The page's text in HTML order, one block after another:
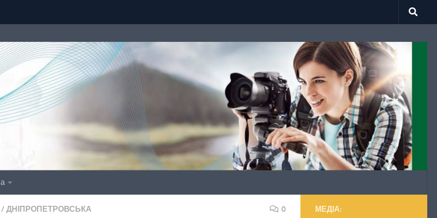
/ ДНІПРОПЕТРОВСЬКА 0 МЕДІА: